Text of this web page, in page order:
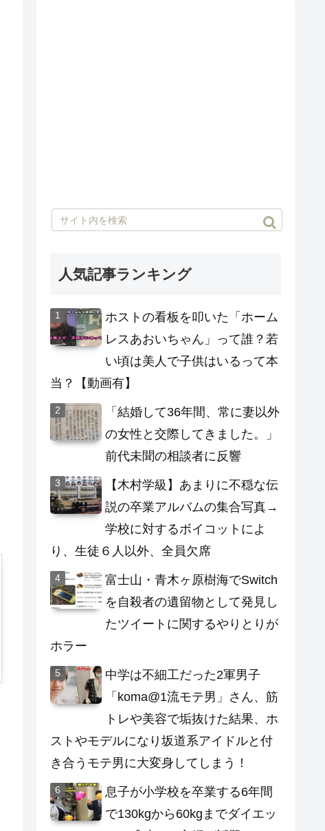
人気記事ランキング
ホストの看板を叩いた「ホーム
レスあおいちゃん」って誰？若
い頃は美人で子供はいるって本
当？【動画有】
「結婚して36年間、常に妻以外
の女性と交際してきました。」
前代未聞の相談者に反響
【木村学級】あまりに不穏な伝
説の卒業アルバムの集合写真→
学校に対するボイコットによ
り、生徒６人以外、全員欠席
富士山・青木ヶ原樹海でSwitch
を自殺者の遺留物として発見し
たツイートに関するやりとりが
ホラー
中学は不細工だった2軍男子
「koma@1流モテ男」さん、筋
トレや美容で垢抜けた結果、ホ
ストやモデルになり坂道系アイドルと付
き合うモテ男に大変身してしまう！
息子が小学校を卒業する6年間
で130kgから60kgまでダイエッ